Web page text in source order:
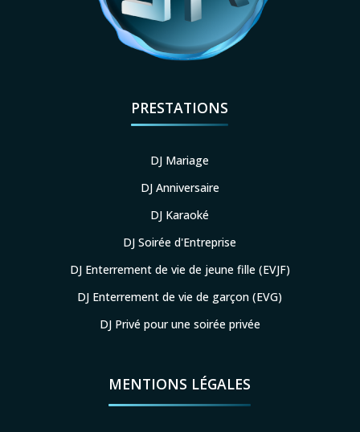
PRESTATIONS
DJ Mariage
DJ Anniversaire
DJ Karaoké
DJ Soirée d'Entreprise
DJ Enterrement de vie de jeune fille (EVJF)
DJ Enterrement de vie de garçon (EVG)
DJ Privé pour une soirée privée
MENTIONS LÉGALES